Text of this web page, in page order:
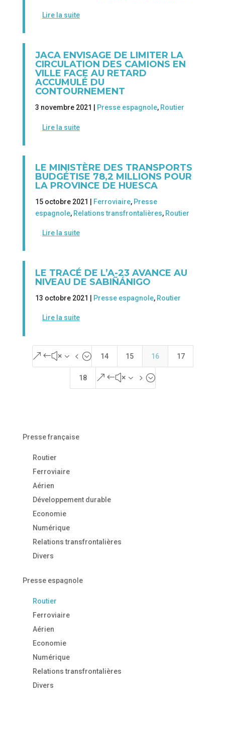
Lire la suite
JACA ENVISAGE DE LIMITER LA
CIRCULATION DES CAMIONS EN
VILLE FACE AU RETARD
ACCUMULÉ DU
CONTOURNEMENT
3 novembre 2021 | Presse espagnole, Routier
Lire la suite
LE MINISTÈRE DES TRANSPORTS
BUDGÉTISE 78,2 MILLIONS POUR
LA PROVINCE DE HUESCA
15 octobre 2021 | Ferroviaire, Presse
espagnole, Relations transfrontalières, Routier
Lire la suite
LE TRACÉ DE L’A-23 AVANCE AU
NIVEAU DE SABIÑÁNIGO
13 octobre 2021 | Presse espagnole, Routier
Lire la suite
&#x34; 14 15 16 17
18 &#x35;
Presse française
Routier
Ferroviaire
Aérien
Développement durable
Economie
Numérique
Relations transfrontalières
Divers
Presse espagnole
Routier
Ferroviaire
Aérien
Economie
Numérique
Relations transfrontalières
Divers